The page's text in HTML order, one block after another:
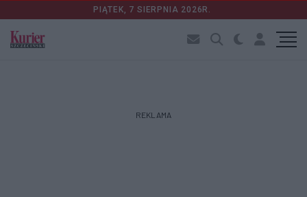
PIĄTEK, 7 SIERPNIA 2026R.
REKLAMA